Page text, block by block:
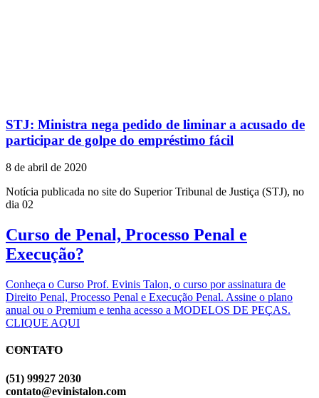
STJ: Ministra nega pedido de liminar a acusado de
participar de golpe do empréstimo fácil
8 de abril de 2020
Notícia publicada no site do Superior Tribunal de Justiça (STJ), no
dia 02
Curso de Penal, Processo Penal e
Execução?
Conheça o Curso Prof. Evinis Talon, o curso por assinatura de
Direito Penal, Processo Penal e Execução Penal. Assine o plano
anual ou o Premium e tenha acesso a MODELOS DE PEÇAS.
CLIQUE AQUI
EVINIS TALON
CONTATO
(51) 99927 2030
contato@evinistalon.com